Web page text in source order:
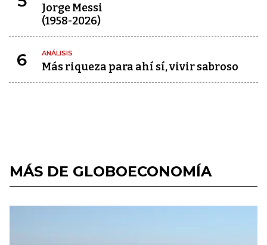
Jorge Messi
(1958-2026)
6 ANÁLISIS
Más riqueza para ahí sí, vivir sabroso
MÁS DE GLOBOECONOMÍA